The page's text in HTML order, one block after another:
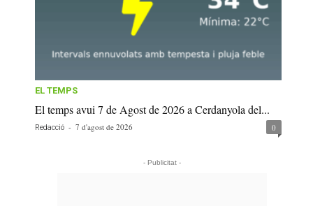
EL TEMPS
El temps avui 7 de Agost de 2026 a Cerdanyola del...
Redacció - 7 d'agost de 2026 0
- Publicitat -